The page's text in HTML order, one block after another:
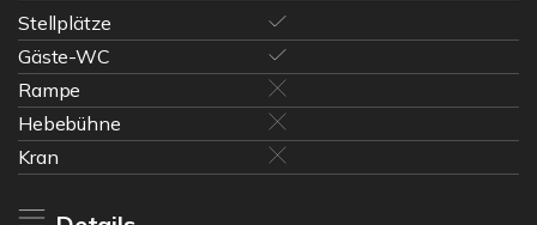
Stellplätze
Gäste-WC
Rampe
Hebebühne
Kran